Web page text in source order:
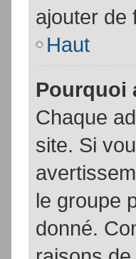
ajouter de
Haut
Pourquoi
Chaque
site. Si
le groupe
donné.